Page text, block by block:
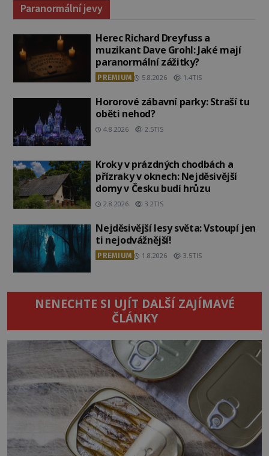
Paranormální jevy
Herec Richard Dreyfuss a
muzikant Dave Grohl: Jaké mají
paranormální zážitky?
PREMIUM 5.8.2026 1.4TIS
Hororové zábavní parky: Straší tu
oběti nehod?
4.8.2026 2.5TIS
Kroky v prázdných chodbách a
přízraky v oknech: Nejděsivější
domy v Česku budí hrůzu
2.8.2026 3.2TIS
Nejděsivější lesy světa: Vstoupí jen
ti nejodvážnější!
PREMIUM 1.8.2026 3.5TIS
NENECHTE SI UJÍT DALŠÍ ZAJÍMAVÉ
ČLÁNKY